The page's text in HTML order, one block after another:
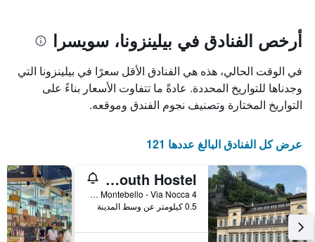
المخطط
1
Y
الذي
يعرض
متوسط
غرفة
في
عطلة
هذا
الأسبوع
خلال
آخر
محور
الذي
يعرض
عدد
الأيام
الإقامة
يتضمن
المخطط
1
محور
Y
الذي
أرخص الفنادق في بيلينزونا، سويسرا
في الوقت الحالي، هذه هي الفنادق الأقل سعرًا في بيلينزونا التي
وجدناها للتواريخ المحددة. عادةً ما تتفاوت الأسعار بناءً على
التواريخ المختارة وتصنيف نجوم الفندق وموقعه.
عرض كل الفنادق البالغ عددها 121
Bellinzona Youth Hostel
Ostello Montebello - Via Nocca 4, بيلينزونا, كانتون تيسينو, سويسرا
0.5 كيلومتر عن وسط المدينة